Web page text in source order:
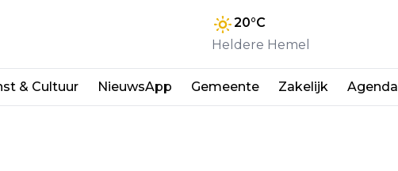
20°C
Heldere Hemel
& Cultuur NieuwsApp Gemeente Zakelijk Agenda